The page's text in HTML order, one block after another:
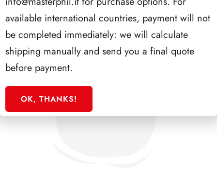
available international countries, payment will not
be completed immediately: we will calculate
shipping manually and send you a final quote
before payment.
OK, THANKS!